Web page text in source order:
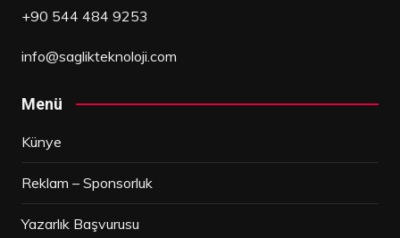
+90 544 484 9253
info@saglikteknoloji.com
Menü
Künye
Reklam – Sponsorluk
Yazarlık Başvurusu